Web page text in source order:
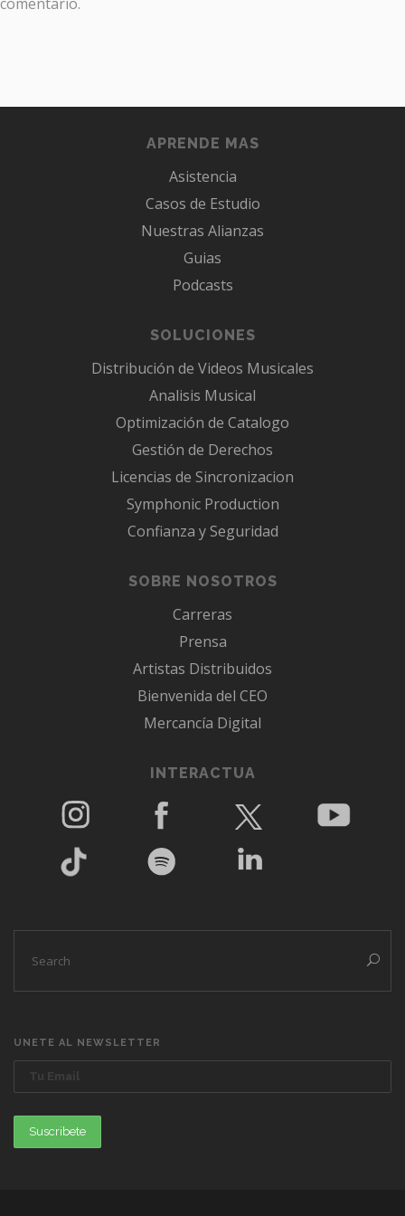
APRENDE MAS
Asistencia
Casos de Estudio
Nuestras Alianzas
Guias
Podcasts
SOLUCIONES
Distribución de Videos Musicales
Analisis Musical
Optimización de Catalogo
Gestión de Derechos
Licencias de Sincronizacion
Symphonic Production
Confianza y Seguridad
SOBRE NOSOTROS
Carreras
Prensa
Artistas Distribuidos
Bienvenida del CEO
Mercancía Digital
INTERACTUA
UNETE AL NEWSLETTER